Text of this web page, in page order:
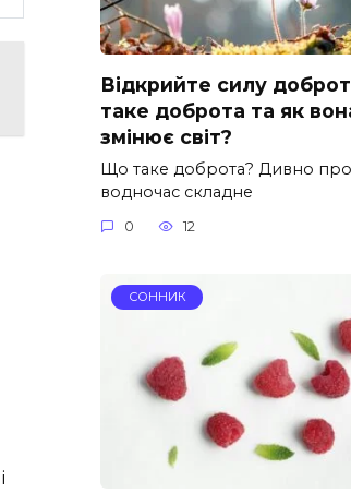
Відкрийте силу
таке доброта та як
змінює світ?
Що таке доброта? Дивно
водночас складне
0 12
СОННИК